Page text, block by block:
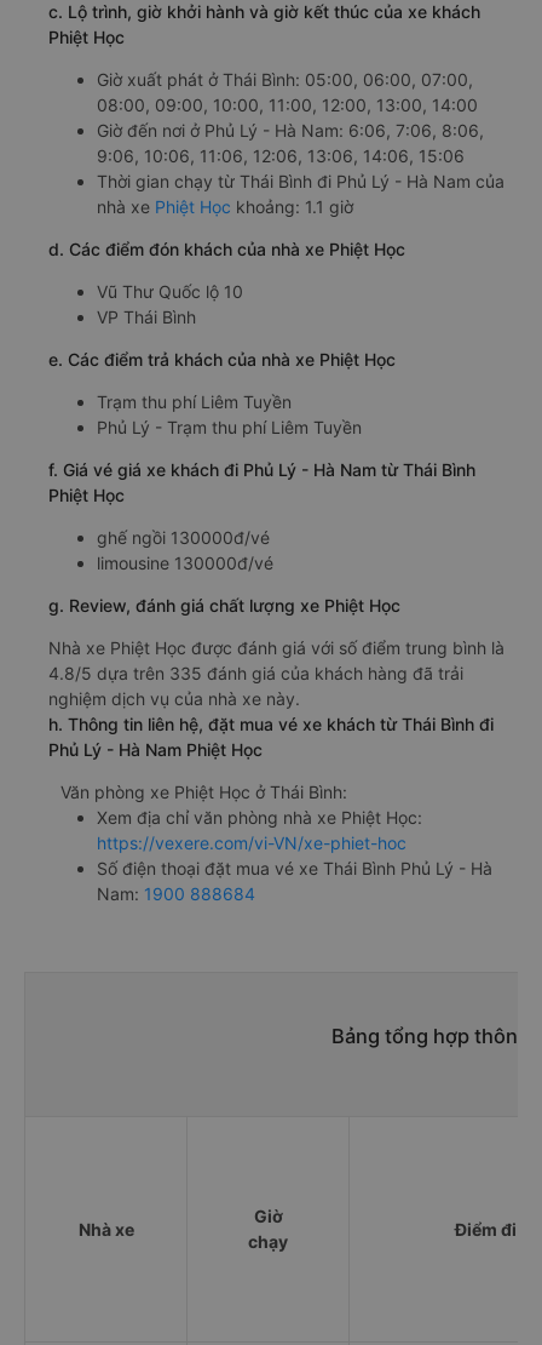
c. Lộ trình, giờ khởi hành và giờ kết thúc của xe khách
Phiệt Học
Giờ xuất phát ở Thái Bình: 05:00, 06:00, 07:00,
08:00, 09:00, 10:00, 11:00, 12:00, 13:00, 14:00
Giờ đến nơi ở Phủ Lý - Hà Nam: 6:06, 7:06, 8:06,
9:06, 10:06, 11:06, 12:06, 13:06, 14:06, 15:06
Thời gian chạy từ Thái Bình đi Phủ Lý - Hà Nam của
nhà xe Phiệt Học khoảng: 1.1 giờ
d. Các điểm đón khách của nhà xe Phiệt Học
Vũ Thư Quốc lộ 10
VP Thái Bình
e. Các điểm trả khách của nhà xe Phiệt Học
Trạm thu phí Liêm Tuyền
Phủ Lý - Trạm thu phí Liêm Tuyền
f. Giá vé giá xe khách đi Phủ Lý - Hà Nam từ Thái Bình
Phiệt Học
ghế ngồi 130000đ/vé
limousine 130000đ/vé
g. Review, đánh giá chất lượng xe Phiệt Học
Nhà xe Phiệt Học được đánh giá với số điểm trung bình là
4.8/5 dựa trên 335 đánh giá của khách hàng đã trải
nghiệm dịch vụ của nhà xe này.
h. Thông tin liên hệ, đặt mua vé xe khách từ Thái Bình đi
Phủ Lý - Hà Nam Phiệt Học
Văn phòng xe Phiệt Học ở Thái Bình:
Xem địa chỉ văn phòng nhà xe Phiệt Học:
https://vexere.com/vi-VN/xe-phiet-hoc
Số điện thoại đặt mua vé xe Thái Bình Phủ Lý - Hà
Nam: 1900 888684
Bảng tổng hợp thông
Nhà xe
Giờ
chạy
Điểm đi